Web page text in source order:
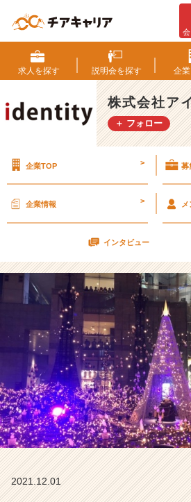
う
1
2
月、、
【株
式
イ
テ
ィ
ィ
ー
の
タ
イ
ム
ラ
イ
ン】
|
ベ
ン
チ
求人を探す 説明会を探す 企
株式会社ア
＋ フォロー
企業TOP > 募
企業情報 >
インタビュー
2021.12.01